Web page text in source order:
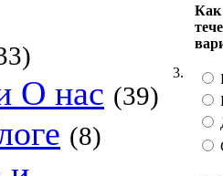
О нас (39)
(8)
3.
Как